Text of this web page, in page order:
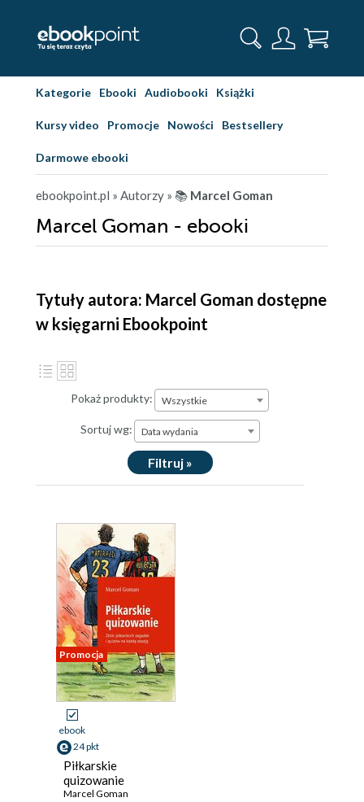
Kategorie Ebooki Audiobooki Książki
Kursy video Promocje Nowości Bestsellery
Darmowe ebooki
ebookpoint.pl » Autorzy » 📚 Marcel Goman
Marcel Goman - ebooki
Tytuły autora: Marcel Goman dostępne
w księgarni Ebookpoint
Pokaż produkty: Wszystkie
Sortuj wg: Data wydania
Filtruj »
Promocja
ebook
24 pkt
Piłkarskie
quizowanie
Marcel Goman